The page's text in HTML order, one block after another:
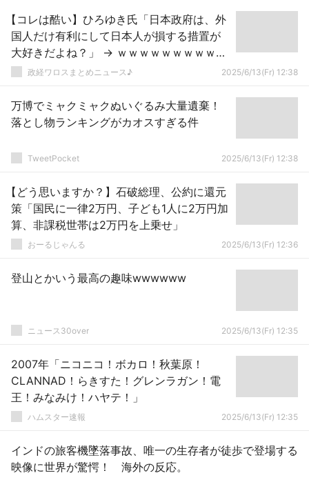
【コレは酷い】ひろゆき氏「日本政府は、外
国人だけ有利にして日本人が損する措置が
大好きだよね？」 → ｗｗｗｗｗｗｗｗｗｗ
ｗｗｗｗｗｗｗｗｗ
政経ワロスまとめニュース♪ 2025/6/13(Fr) 12:38
万博でミャクミャクぬいぐるみ大量遺棄！
落とし物ランキングがカオスすぎる件
TweetPocket 2025/6/13(Fr) 12:38
【どう思いますか？】石破総理、公約に還元
策「国民に一律2万円、子ども1人に2万円加
算、非課税世帯は2万円を上乗せ」
おーるじゃんる 2025/6/13(Fr) 12:36
登山とかいう最高の趣味wwwwww
ニュース30over 2025/6/13(Fr) 12:35
2007年「ニコニコ！ボカロ！秋葉原！
CLANNAD！らきすた！グレンラガン！電
王！みなみけ！ハヤテ！」
ハムスター速報 2025/6/13(Fr) 12:35
インドの旅客機墜落事故、唯一の生存者が徒歩で登場する
映像に世界が驚愕！ 海外の反応。